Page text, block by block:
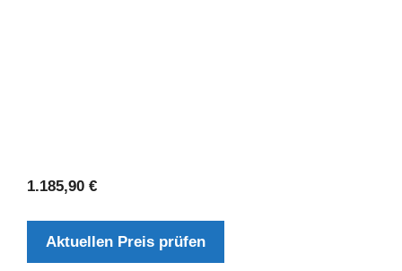
1.185,90 €
Aktuellen Preis prüfen